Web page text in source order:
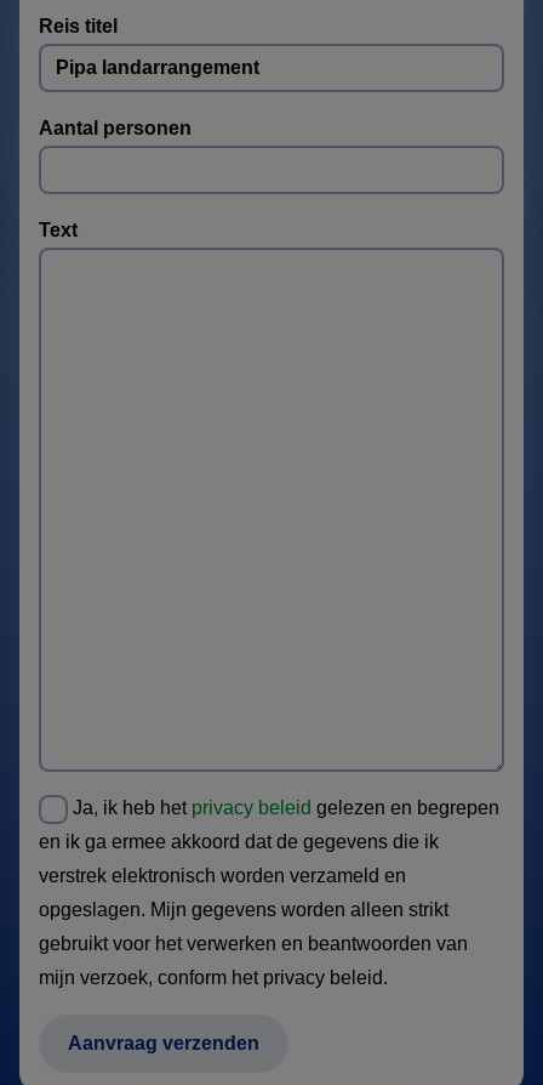
Reis titel
Aantal personen
Text
Ja, ik heb het privacy beleid gelezen en begrepen
en ik ga ermee akkoord dat de gegevens die ik
verstrek elektronisch worden verzameld en
opgeslagen. Mijn gegevens worden alleen strikt
gebruikt voor het verwerken en beantwoorden van
mijn verzoek, conform het privacy beleid.